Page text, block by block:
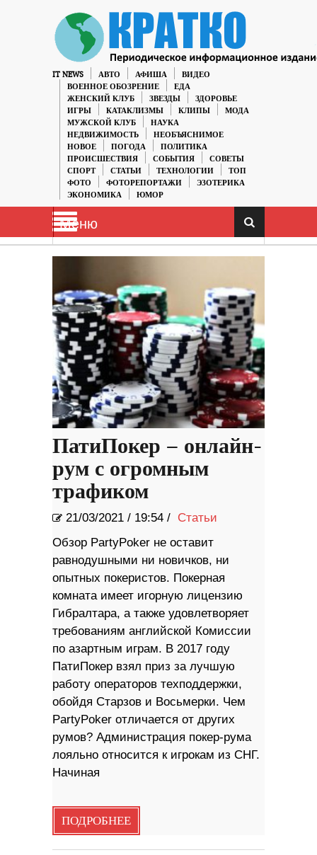
IT NEWS АВТО АФИША
ВИДЕО
ВОЕННОЕ ОБОЗРЕНИЕ
ЕДА
ЖЕНСКИЙ КЛУБ
ЗВЕЗДЫ
ЗДОРОВЬЕ
ИГРЫ
КАТАКЛИЗМЫ КЛИПЫ
МОДА
МУЖСКОЙ КЛУБ
НАУКА
НЕДВИЖИМОСТЬ
НЕОБЪЯСНИМОЕ
НОВОЕ
ПОГОДА
ПОЛИТИКА
ПРОИСШЕСТВИЯ
СОБЫТИЯ
СОВЕТЫ
СПОРТ
СТАТЬИ ТЕХНОЛОГИИ
ТОП
ФОТО
ФОТОРЕПОРТАЖИ
ЭЗОТЕРИКА
ЭКОНОМИКА
ЮМОР
Меню
ПатиПокер – онлайн-
рум с огромным
трафиком
21/03/2021 / 19:54 / Статьи
Обзор PartyPoker не оставит
равнодушными ни новичков, ни
опытных покеристов. Покерная
комната имеет игорную лицензию
Гибралтара, а также удовлетворяет
требованиям английской Комиссии
по азартным играм. В 2017 году
ПатиПокер взял приз за лучшую
работу операторов техподдержки,
обойдя Старзов и Восьмерки. Чем
PartyPoker отличается от других
румов? Администрация покер-рума
лояльно относится к игрокам из СНГ.
Начиная
ПОДРОБНЕЕ